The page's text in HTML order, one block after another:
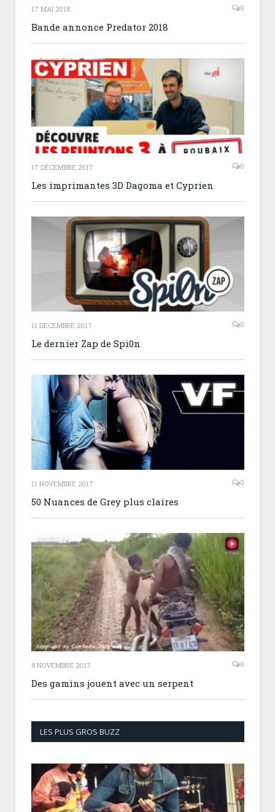
17 MAI 2018 0
Bande annonce Predator 2018
17 DÉCEMBRE 2017 0
Les imprimantes 3D Dagoma et Cyprien
11 DÉCEMBRE 2017 0
Le dernier Zap de Spi0n
11 NOVEMBRE 2017 0
50 Nuances de Grey plus claires
8 NOVEMBRE 2017 0
Des gamins jouent avec un serpent
LES PLUS GROS BUZZ